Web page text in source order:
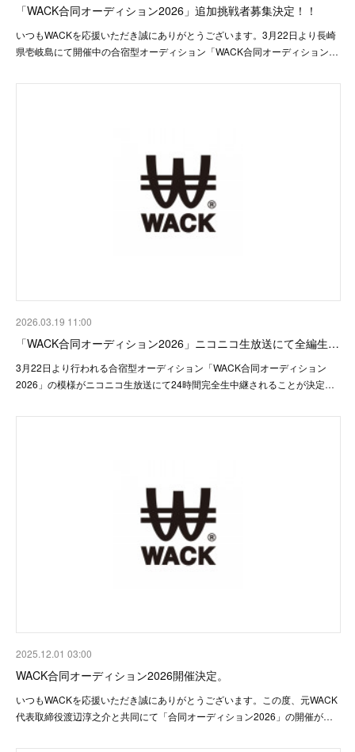
「WACK合同オーディション2026」追加挑戦者募集決定！！
いつもWACKを応援いただき誠にありがとうございます。3月22日より長崎
県壱岐島にて開催中の合宿型オーディション「WACK合同オーディション…
2026.03.19 11:00
「WACK合同オーディション2026」ニコニコ生放送にて全編生…
3月22日より行われる合宿型オーディション「WACK合同オーディション
2026」の模様がニコニコ生放送にて24時間完全生中継されることが決定…
2025.12.01 03:00
WACK合同オーディション2026開催決定。
いつもWACKを応援いただき誠にありがとうございます。この度、元WACK
代表取締役渡辺淳之介と共同にて「合同オーディション2026」の開催が…